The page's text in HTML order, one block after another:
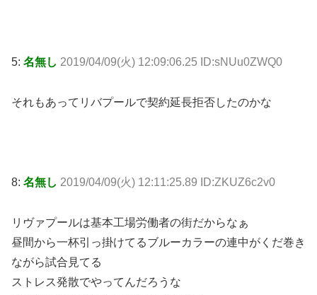
5: 名無し 2019/04/09(火) 12:09:06.25 ID:sNUu0ZWQ0
それもあってリバプールで契約延長拒否したのかな
8: 名無し 2019/04/09(火) 12:11:25.89 ID:ZKUZ6c2v0
リヴァプールは基本工場労働者の街だからなぁ
昼間から一杯引っ掛けてるブルーカラーの連中がくだ巻き
ながら試合見てる
ストレス発散でやってんだろうな